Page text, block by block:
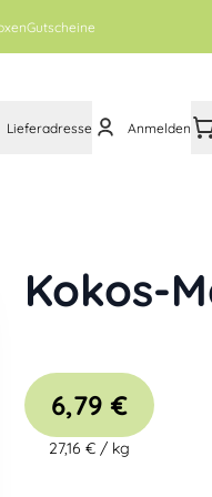
Gutscheine
Lieferadresse Anmelden
Kokos-
6,79 €
27,16 € / kg